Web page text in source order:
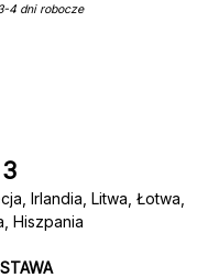
4 dni robocze
Irlandia, Litwa, Łotwa,
Hiszpania